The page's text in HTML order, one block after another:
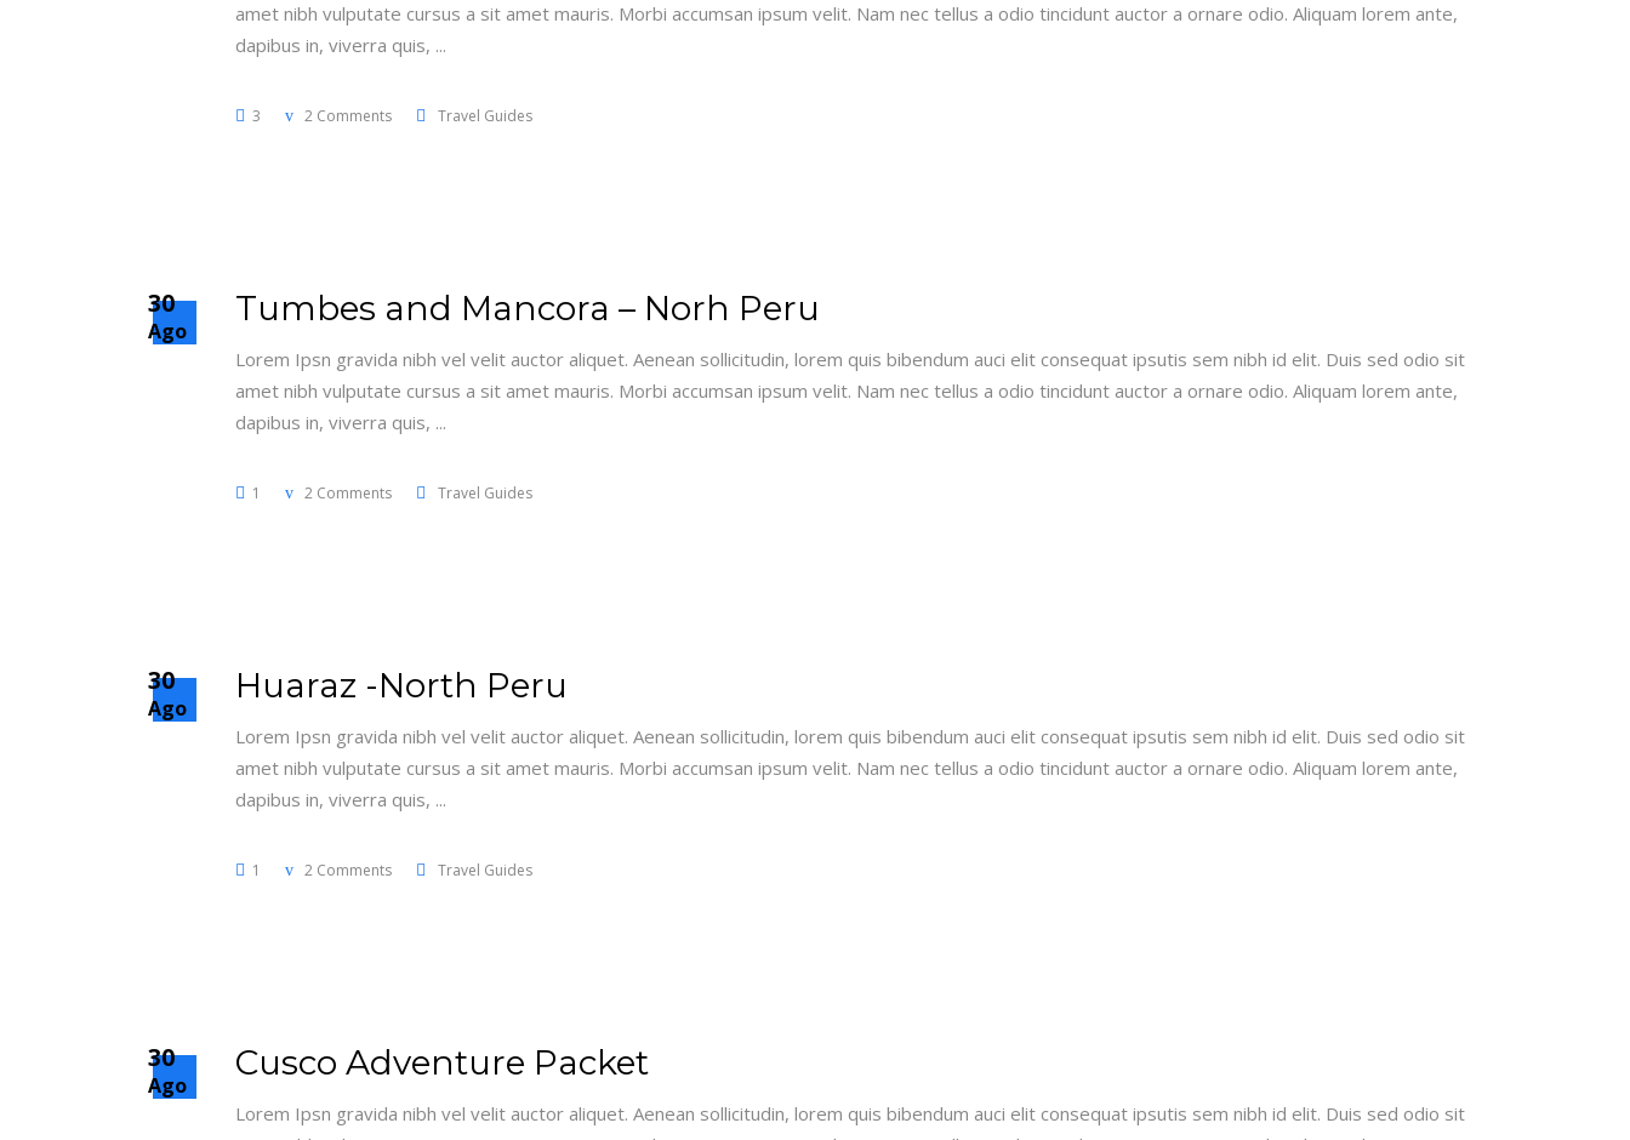
amet nibh vulputate cursus a sit amet mauris. Morbi accumsan ipsum velit. Nam nec tellus a odio tincidunt auctor a ornare odio. Aliquam lorem ante,
dapibus in, viverra quis,
3 2 Comments Travel Guides
30
Ago
Tumbes and Mancora – Norh Peru
Lorem Ipsn gravida nibh vel velit auctor aliquet. Aenean sollicitudin, lorem quis bibendum auci elit consequat ipsutis sem nibh id elit. Duis sed odio sit
amet nibh vulputate cursus a sit amet mauris. Morbi accumsan ipsum velit. Nam nec tellus a odio tincidunt auctor a ornare odio. Aliquam lorem ante,
dapibus in, viverra quis,
1 2 Comments Travel Guides
30
Ago
Huaraz -North Peru
Lorem Ipsn gravida nibh vel velit auctor aliquet. Aenean sollicitudin, lorem quis bibendum auci elit consequat ipsutis sem nibh id elit. Duis sed odio sit
amet nibh vulputate cursus a sit amet mauris. Morbi accumsan ipsum velit. Nam nec tellus a odio tincidunt auctor a ornare odio. Aliquam lorem ante,
dapibus in, viverra quis,
1 2 Comments Travel Guides
30
Ago
Cusco Adventure Packet
Lorem Ipsn gravida nibh vel velit auctor aliquet. Aenean sollicitudin, lorem quis bibendum auci elit consequat ipsutis sem nibh id elit. Duis sed odio sit